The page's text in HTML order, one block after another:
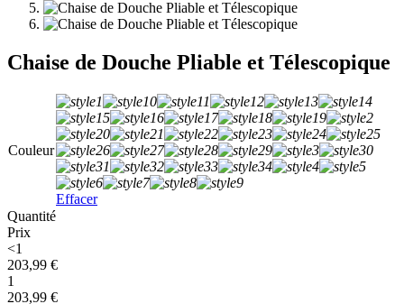
Chaise de Douche Pliable et Télescopique
Couleur
Effacer
Quantité
Prix
<1
203,99 €
1
203,99 €